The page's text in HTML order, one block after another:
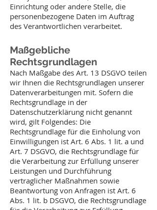
Einrichtung oder andere Stelle, die
personenbezogene Daten im Auftrag
des Verantwortlichen verarbeitet.
Maßgebliche
Rechtsgrundlagen
Nach Maßgabe des Art. 13 DSGVO teilen
wir Ihnen die Rechtsgrundlagen unserer
Datenverarbeitungen mit. Sofern die
Rechtsgrundlage in der
Datenschutzerklärung nicht genannt
wird, gilt Folgendes: Die
Rechtsgrundlage für die Einholung von
Einwilligungen ist Art. 6 Abs. 1 lit. a und
Art. 7 DSGVO, die Rechtsgrundlage für
die Verarbeitung zur Erfüllung unserer
Leistungen und Durchführung
vertraglicher Maßnahmen sowie
Beantwortung von Anfragen ist Art. 6
Abs. 1 lit. b DSGVO, die Rechtsgrundlage